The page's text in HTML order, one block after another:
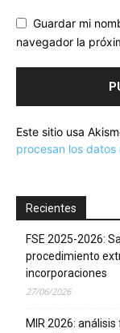
Guardar mi
navegador la
Este sitio usa
procesan los
Recientes
FSE 2025-2026:
procedimiento
incorporaciones
27/06/2026
MIR 2026: